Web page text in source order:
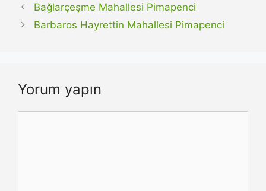
Bağlarçeşme Mahallesi Pimapenci
Barbaros Hayrettin Mahallesi Pimapenci
Yorum yapın